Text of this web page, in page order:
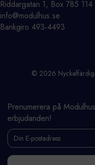
Riddargatan 1, Box 785 114
info@modulhus.se
Bankgiro 493-4493
© 2026
Prenumerera på
erbjudanden!